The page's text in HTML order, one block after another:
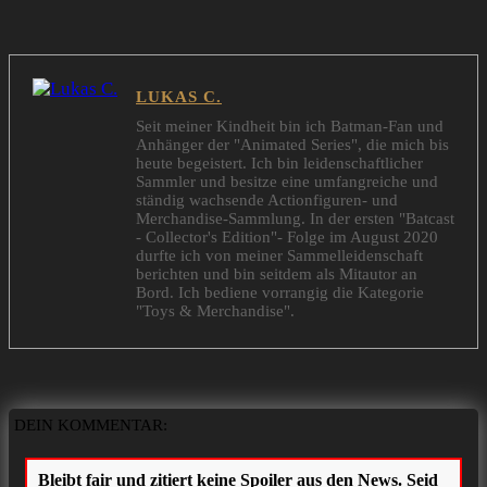
LUKAS C.
Seit meiner Kindheit bin ich Batman-Fan und
Anhänger der "Animated Series", die mich bis
heute begeistert. Ich bin leidenschaftlicher
Sammler und besitze eine umfangreiche und
ständig wachsende Actionfiguren- und
Merchandise-Sammlung. In der ersten "Batcast
- Collector's Edition"- Folge im August 2020
durfte ich von meiner Sammelleidenschaft
berichten und bin seitdem als Mitautor an
Bord. Ich bediene vorrangig die Kategorie
"Toys & Merchandise".
DEIN KOMMENTAR: